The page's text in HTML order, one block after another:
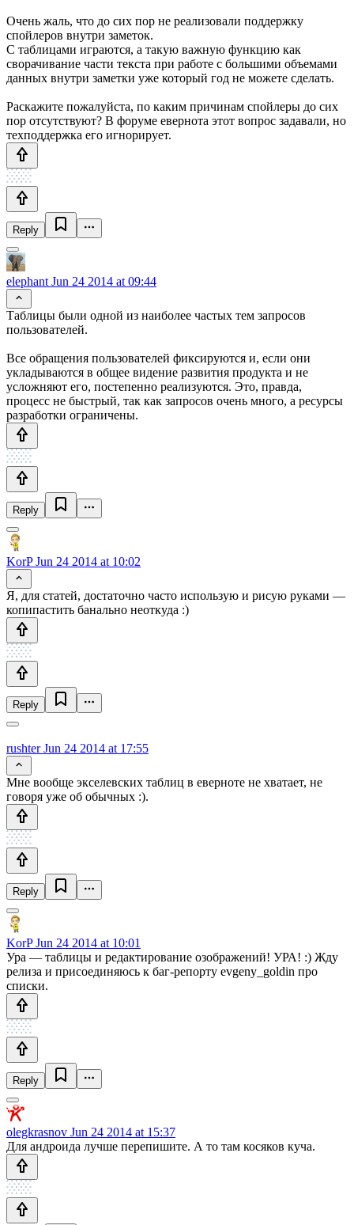
Очень жаль, что до сих пор не реализовали поддержку
спойлеров внутри заметок.
С таблицами играются, а такую важную функцию как
сворачивание части текста при работе с большими объемами
данных внутри заметки уже который год не можете сделать.
Раскажите пожалуйста, по каким причинам спойлеры до сих
пор отсутствуют? В форуме евернота этот вопрос задавали, но
техподдержка его игнорирует.
Reply
elephant Jun 24 2014 at 09:44
Таблицы были одной из наиболее частых тем запросов
пользователей.
Все обращения пользователей фиксируются и, если они
укладываются в общее видение развития продукта и не
усложняют его, постепенно реализуются. Это, правда,
процесс не быстрый, так как запросов очень много, а ресурсы
разработки ограничены.
Reply
KorPJun 24 2014 at 10:02
Я, для статей, достаточно часто использую и рисую руками —
копипастить банально неоткуда :)
Reply
rushterJun 24 2014 at 17:55
Мне вообще экселевских таблиц в еверноте не хватает, не
говоря уже об обычных :).
Reply
KorPJun 24 2014 at 10:01
Ура — таблицы и редактирование озображений! УРА! :) Жду
релиза и присоединяюсь к баг-репорту evgeny_goldin про
списки.
Reply
olegkrasnov Jun 24 2014 at 15:37
Для андроида лучше перепишите. А то там косяков куча.